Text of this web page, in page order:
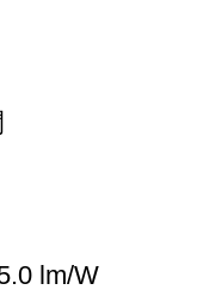
lm/W